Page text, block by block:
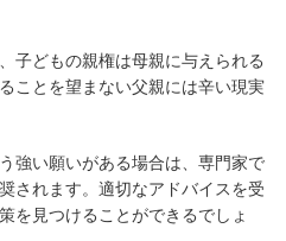
子どもの親権は母親に与えられる
ことを望まない父親には辛い現実
強い願いがある場合は、専門家で
されます。適切なアドバイスを受
を見つけることができるでしょ